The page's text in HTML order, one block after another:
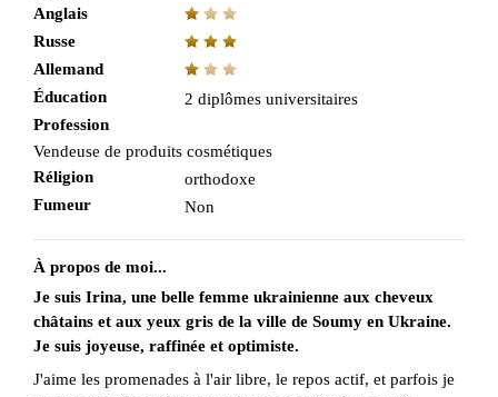
Anglais
Russe
Allemand
Éducation
2 diplômes universitaires
Profession
Vendeuse de produits cosmétiques
Réligion
orthodoxe
Fumeur
Non
À propos de moi...
Je suis Irina, une belle femme ukrainienne aux cheveux
châtains et aux yeux gris de la ville de Soumy en Ukraine.
Je suis joyeuse, raffinée et optimiste.
J'aime les promenades à l'air libre, le repos actif, et parfois je